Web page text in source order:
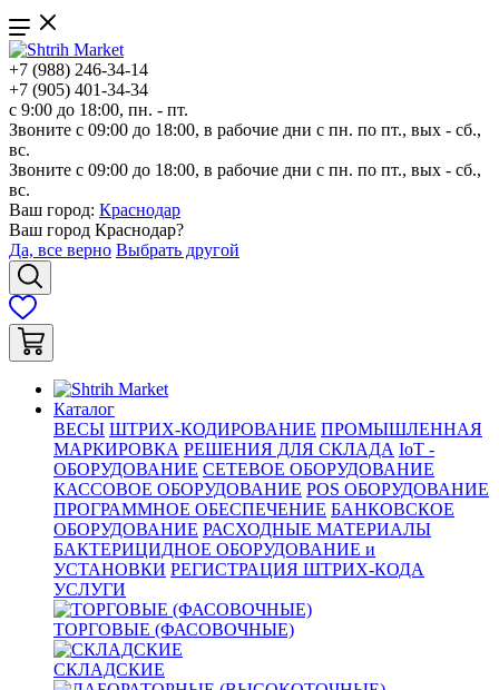
+7 (988) 246-34-14
+7 (905) 401-34-34
с 9:00 до 18:00, пн. - пт.
Звоните с 09:00 до 18:00, в рабочие дни с пн. по пт., вых - сб.,
вс.
Звоните с 09:00 до 18:00, в рабочие дни с пн. по пт., вых - сб.,
вс.
Ваш город: Краснодар
Ваш город Краснодар?
Да, все верно Выбрать другой
Каталог
ВЕСЫ ШТРИХ-КОДИРОВАНИЕ ПРОМЫШЛЕННАЯ
МАРКИРОВКА РЕШЕНИЯ ДЛЯ СКЛАДА IoT -
ОБОРУДОВАНИЕ СЕТЕВОЕ ОБОРУДОВАНИЕ
КАССОВОЕ ОБОРУДОВАНИЕ POS ОБОРУДОВАНИЕ
ПРОГРАММНОЕ ОБЕСПЕЧЕНИЕ БАНКОВСКОЕ
ОБОРУДОВАНИЕ РАСХОДНЫЕ МАТЕРИАЛЫ
БАКТЕРИЦИДНОЕ ОБОРУДОВАНИЕ и
УСТАНОВКИ РЕГИСТРАЦИЯ ШТРИХ-КОДА
УСЛУГИ
ТОРГОВЫЕ (ФАСОВОЧНЫЕ)
СКЛАДСКИЕ